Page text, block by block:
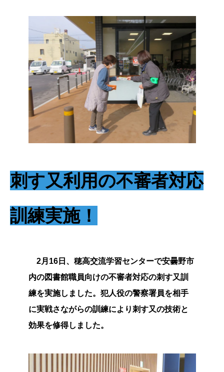
刺す又利用の不審者対応
訓練実施！
2月16日、穂高交流学習センターで安曇野市
内の図書館職員向けの不審者対応の刺す又訓
練を実施しました。犯人役の警察署員を相手
に実戦さながらの訓練により刺す又の技術と
効果を修得しました。